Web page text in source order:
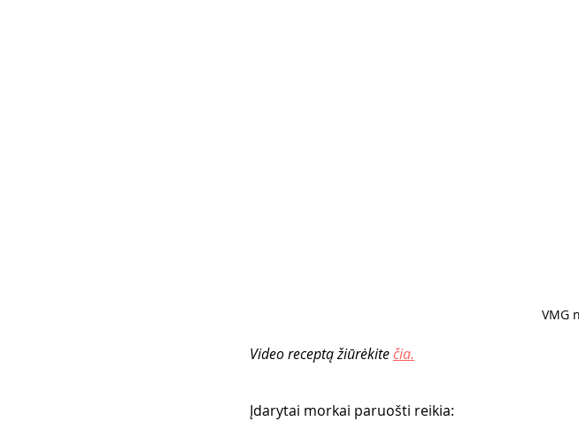
VMG
Video receptą žiūrėkite čia.
Įdarytai morkai paruošti reikia: